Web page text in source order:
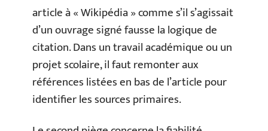
article à « Wikipédia » comme s’il s’agissait
d’un ouvrage signé fausse la logique de
citation. Dans un travail académique ou un
projet scolaire, il faut remonter aux
références listées en bas de l’article pour
identifier les sources primaires.